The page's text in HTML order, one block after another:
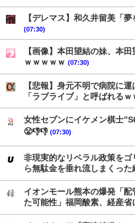
【デレマス】和久井留美「
(07:30)
【画像】本田望結の妹、本
ｗｗｗｗｗ (07:30)
【悲報】身元不明で病院に
「ラブライブ」と呼ばれるｗ
女性セブンにイケメン棋士
😤👎👎 (07:30)
非現実的なリベラル政策を
ら無駄金を垂れ流しまくっ
イオンモール熊本の爆発「
た可能性」福岡酸素、経産省